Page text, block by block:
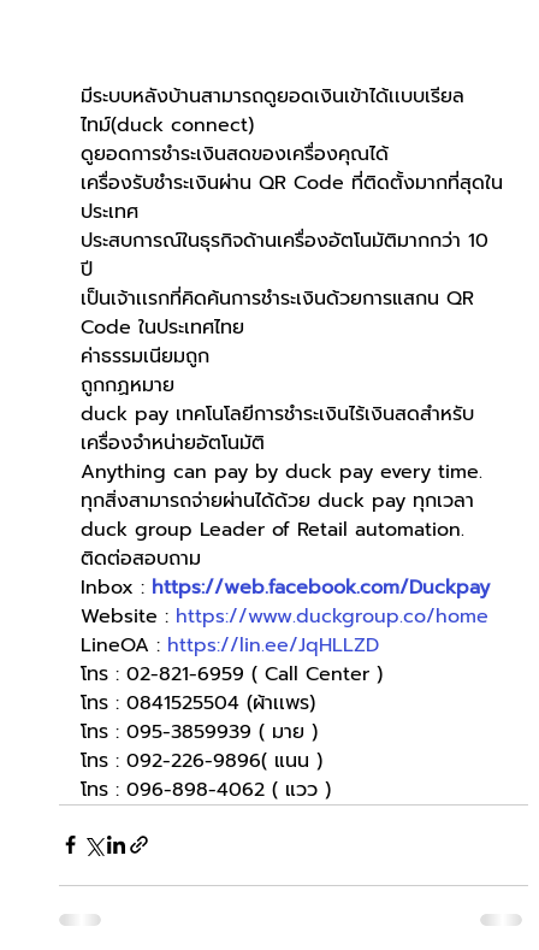
มีระบบหลังบ้านสามารถดูยอดเงินเข้าได้เเบบเรียล
ไทม์(duck connect)
ดูยอดการชำระเงินสดของเครื่องคุณได้
เครื่องรับชำระเงินผ่าน QR Code ที่ติดตั้งมากที่สุดใน
ประเทศ
ประสบการณ์ในธุรกิจด้านเครื่องอัตโนมัติมากกว่า 10
ปี
เป็นเจ้าเเรกที่คิดค้นการชำระเงินด้วยการแสกน QR
Code ในประเทศไทย
ค่าธรรมเนียมถูก
ถูกกฏหมาย
duck pay เทคโนโลยีการชำระเงินไร้เงินสดสำหรับ
เครื่องจำหน่ายอัตโนมัติ
Anything can pay by duck pay every time.
ทุกสิ่งสามารถจ่ายผ่านได้ด้วย duck pay ทุกเวลา
duck group Leader of Retail automation.
ติดต่อสอบถาม
Inbox : https://web.facebook.com/Duckpay
Website : https://www.duckgroup.co/home
LineOA : https://lin.ee/JqHLLZD
โทร : 02-821-6959 ( Call Center )
โทร : 0841525504 (ผ้าเเพร)
โทร : 095-3859939 ( มาย )
โทร : 092-226-9896( แนน )
โทร : 096-898-4062 ( แวว )